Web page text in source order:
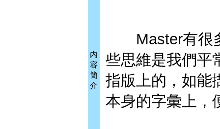
內
容
簡
介
Master有很多
些思維是我們平
指版上的，如能
本身的字彙上，